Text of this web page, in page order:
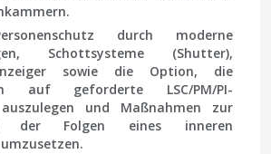
durch moderne
Schottsysteme (Shutter),
sowie die Option, die
auf geforderte LSC/PM/PI-
und Maßnahmen zur
der Folgen eines inneren